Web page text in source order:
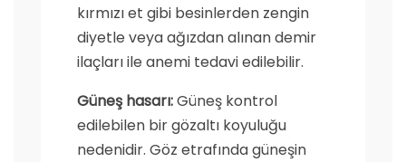
kırmızı et gibi besinlerden zengin
diyetle veya ağızdan alınan demir
ilaçları ile anemi tedavi edilebilir.
Güneş hasarı:Güneş kontrol
edilebilen bir gözaltı koyuluğu
nedenidir. Göz etrafında güneşin